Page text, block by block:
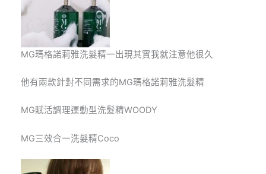
MG瑪格諾莉雅洗髮精一出現其實我就注意他很久
他有兩款針對不同需求的MG瑪格諾莉雅洗髮精
MG賦活調理運動型洗髮精WOODY
MG三效合一洗髮精Coco